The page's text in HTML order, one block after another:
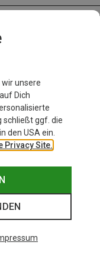
wir unsere
Dich
schließt ggf. die
den USA ein.
Privacy Site.